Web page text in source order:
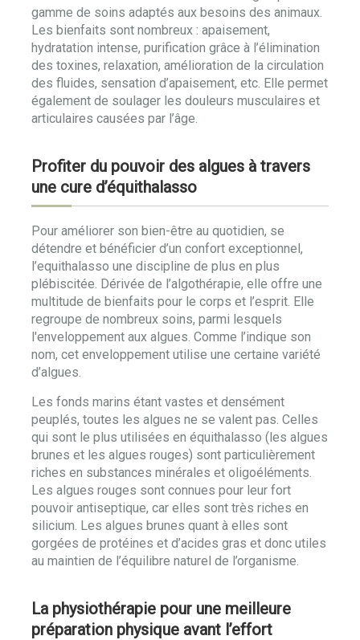
gamme de soins adaptés aux besoins des animaux.
Les bienfaits sont nombreux : apaisement,
hydratation intense, purification grâce à l’élimination
des toxines, relaxation, amélioration de la circulation
des fluides, sensation d’apaisement, etc. Elle permet
également de soulager les douleurs musculaires et
articulaires causées par l’âge.
Profiter du pouvoir des algues à travers
une cure d’équithalasso
Pour améliorer son bien-être au quotidien, se
détendre et bénéficier d’un confort exceptionnel,
l’equithalasso une discipline de plus en plus
plébiscitée. Dérivée de l’algothérapie, elle offre une
multitude de bienfaits pour le corps et l’esprit. Elle
regroupe de nombreux soins, parmi lesquels
l'enveloppement aux algues. Comme l’indique son
nom, cet enveloppement utilise une certaine variété
d’algues.
Les fonds marins étant vastes et densément
peuplés, toutes les algues ne se valent pas. Celles
qui sont le plus utilisées en équithalasso (les algues
brunes et les algues rouges) sont particulièrement
riches en substances minérales et oligoéléments.
Les algues rouges sont connues pour leur fort
pouvoir antiseptique, car elles sont très riches en
silicium. Les algues brunes quant à elles sont
gorgées de protéines et d’acides gras et donc utiles
au maintien de l’équilibre naturel de l’organisme.
La physiothérapie pour une meilleure
préparation physique avant l’effort